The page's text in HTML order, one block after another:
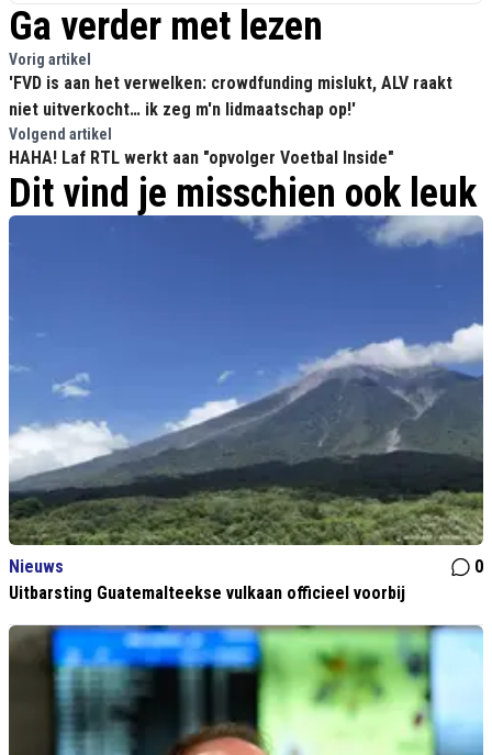
Ga verder met lezen
Vorig artikel
'FVD is aan het verwelken: crowdfunding mislukt, ALV raakt
niet uitverkocht… ik zeg m'n lidmaatschap op!'
Volgend artikel
HAHA! Laf RTL werkt aan "opvolger Voetbal Inside"
Dit vind je misschien ook leuk
Nieuws
0
Uitbarsting Guatemalteekse vulkaan officieel voorbij